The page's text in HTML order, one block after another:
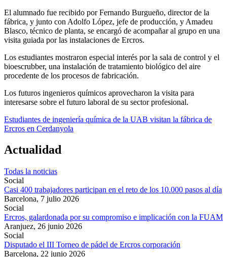
El alumnado fue recibido por Fernando Burgueño, director de la
fábrica, y junto con Adolfo López, jefe de producción, y Amadeu
Blasco, técnico de planta, se encargó de acompañar al grupo en una
visita guiada por las instalaciones de Ercros.
Los estudiantes mostraron especial interés por la sala de control y el
bioescrubber, una instalación de tratamiento biológico del aire
procedente de los procesos de fabricación.
Los futuros ingenieros químicos aprovecharon la visita para
interesarse sobre el futuro laboral de su sector profesional.
Estudiantes de ingeniería química de la UAB visitan la fábrica de
Ercros en Cerdanyola
Actualidad
Todas la noticias
Social
Casi 400 trabajadores participan en el reto de los 10.000 pasos al día
Barcelona, 7 julio 2026
Social
Ercros, galardonada por su compromiso e implicación con la FUAM
Aranjuez, 26 junio 2026
Social
Disputado el III Torneo de pádel de Ercros corporación
Barcelona, 22 junio 2026